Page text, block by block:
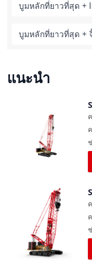
บูมหลักที่ยาวที่สุด +
บูมหลักที่ยาวที่สุด +
แนะนำ
เปรียบเทียบ